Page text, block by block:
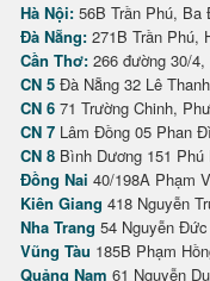
Hà Nội: 56B Trần Phú, Ba
Đà Nẵng: 271B Trần Phú,
Cần Thơ: 266 đường 30/
CN 5 Đà Nẵng 32 Lê
CN 6 71 Trường Chinh,
CN 7 Lâm Đồng 05 Phan
CN 8 Bình Dương 151
Đồng Nai 40/198A Phạm
Kiên Giang 418 Nguyễn
Nha Trang 54 Nguyễn
Vũng Tàu 185B Phạm
Quảng Nam 61 Nguyễn